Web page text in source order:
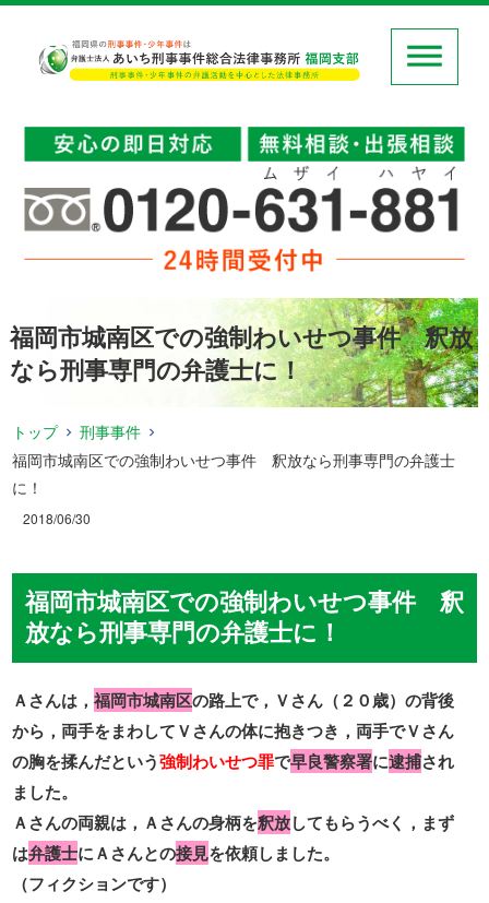
福岡市城南区での強制わいせつ事件 釈放
なら刑事専門の弁護士に！
トップ
刑事事件
福岡市城南区での強制わいせつ事件 釈放なら刑事専門の弁護士
に！
2018/06/30
福岡市城南区での強制わいせつ事件 釈
放なら刑事専門の弁護士に！
Ａさんは，福岡市城南区の路上で，Ｖさん（２０歳）の背後
から，両手をまわしてＶさんの体に抱きつき，両手でＶさん
の胸を揉んだという強制わいせつ罪で早良警察署に逮捕され
ました。
Ａさんの両親は，Ａさんの身柄を釈放してもらうべく，まず
は弁護士にＡさんとの接見を依頼しました。
（フィクションです）